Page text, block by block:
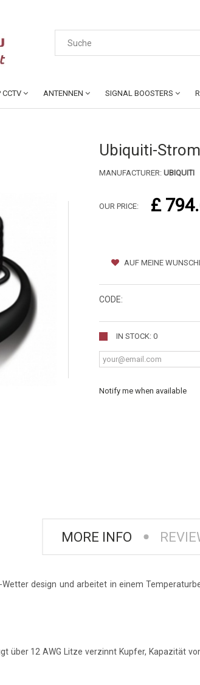
CCTV ANTENNEN SIGNAL BOOSTERS
Ubiquiti-
MANUFACTURER: UBIQUITI
OUR PRICE: £
AUF MEINE
CODE:
IN STOCK: 0
Notify me when available
MORE INFO
design und arbeitet in einem
über 12 AWG Litze verzinnt Kupfer, Kapazität